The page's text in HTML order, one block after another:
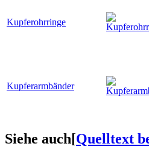
Kupferohrringe
Kupferarmbänder
Siehe auch[Quelltext